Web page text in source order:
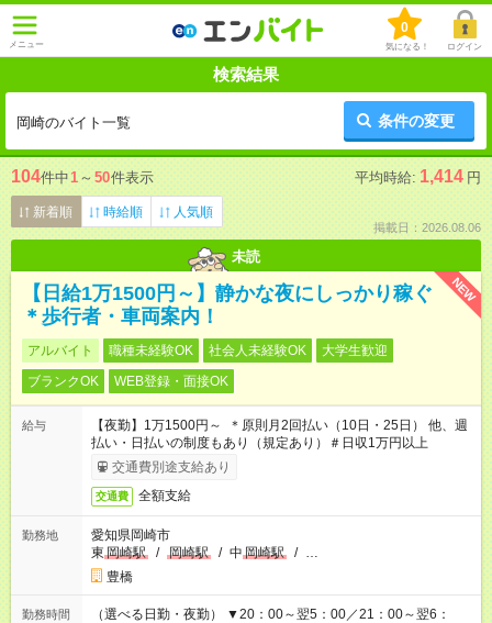
メニュー
0
気になる！ ログイン
検索結果
岡崎のバイト一覧 条件の変更
104件中1 ～ 50件表示 平均時給: 1,414 円
新着順 時給順 人気順
掲載日：2026.08.06
未読
NEW
【日給1万1500円～】静かな夜にしっかり稼ぐ
＊歩行者・車両案内！
アルバイト 職種未経験OK 社会人未経験OK
大学生歓迎
ブランクOK
WEB登録・面接OK
給与
【夜勤】1万1500円～ ＊原則月2回払い（10日・25日） 他、週
払い・日払いの制度もあり（規定あり）＃日収1万円以上
交通費別途支給あり
交通費 全額支給
勤務地
愛知県岡崎市
東 岡崎駅 / 岡崎駅 / 中 岡崎駅 / …
豊橋
勤務時間
（選べる日勤・夜勤） ▼20：00～翌5：00／21：00～翌6：